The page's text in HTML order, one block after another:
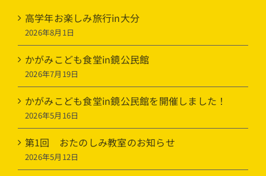
高学年お楽しみ旅行in大分
2026年8月1日
かがみこども食堂in鏡公民館
2026年7月19日
かがみこども食堂in鏡公民館を開催しました！
2026年5月16日
第1回 おたのしみ教室のお知らせ
2026年5月12日